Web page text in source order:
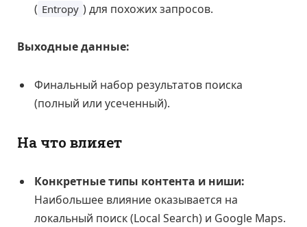
( Entropy ) для похожих запросов.
Выходные данные:
Финальный набор результатов поиска
(полный или усеченный).
На что влияет
Конкретные типы контента и ниши:
Наибольшее влияние оказывается на
локальный поиск (Local Search) и Google Maps.